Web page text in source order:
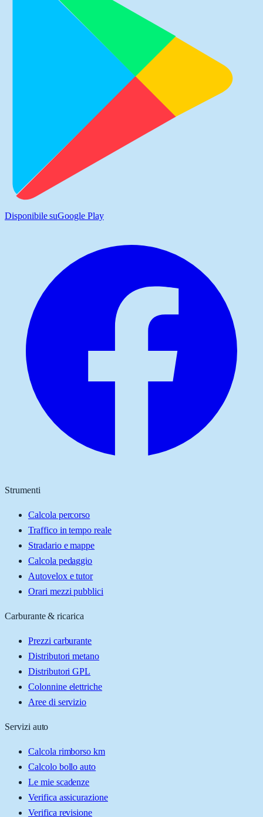
Disponibile suGoogle Play
Strumenti
Calcola percorso
Traffico in tempo reale
Stradario e mappe
Calcola pedaggio
Autovelox e tutor
Orari mezzi pubblici
Carburante & ricarica
Prezzi carburante
Distributori metano
Distributori GPL
Colonnine elettriche
Aree di servizio
Servizi auto
Calcola rimborso km
Calcolo bollo auto
Le mie scadenze
Verifica assicurazione
Verifica revisione